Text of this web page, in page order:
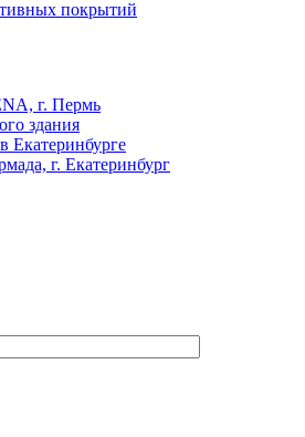
покрытий
г. Пермь
здания
Екатеринбурге
г. Екатеринбург